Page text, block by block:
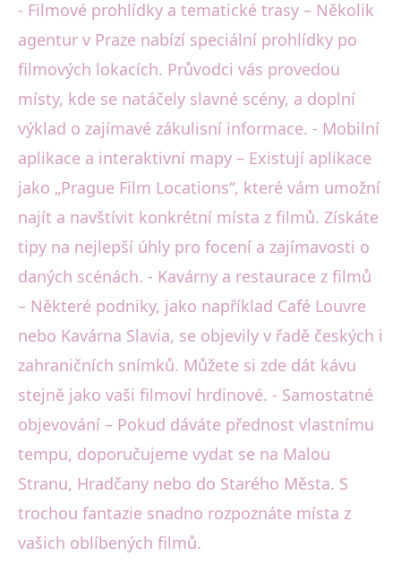
- Filmové prohlídky a tematické trasy – Několik
agentur v Praze nabízí speciální prohlídky po
filmových lokacích. Průvodci vás provedou
místy, kde se natáčely slavné scény, a doplní
výklad o zajímavé zákulisní informace. - Mobilní
aplikace a interaktivní mapy – Existují aplikace
jako „Prague Film Locations“, které vám umožní
najít a navštívit konkrétní místa z filmů. Získáte
tipy na nejlepší úhly pro focení a zajímavosti o
daných scénách. - Kavárny a restaurace z filmů
– Některé podniky, jako například Café Louvre
nebo Kavárna Slavia, se objevily v řadě českých i
zahraničních snímků. Můžete si zde dát kávu
stejně jako vaši filmoví hrdinové. - Samostatné
objevování – Pokud dáváte přednost vlastnímu
tempu, doporučujeme vydat se na Malou
Stranu, Hradčany nebo do Starého Města. S
trochou fantazie snadno rozpoznáte místa z
vašich oblíbených filmů.